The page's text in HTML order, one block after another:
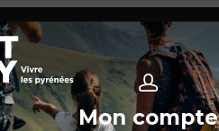
Mon compte